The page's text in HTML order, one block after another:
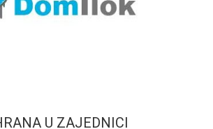
U ZAJEDNICI